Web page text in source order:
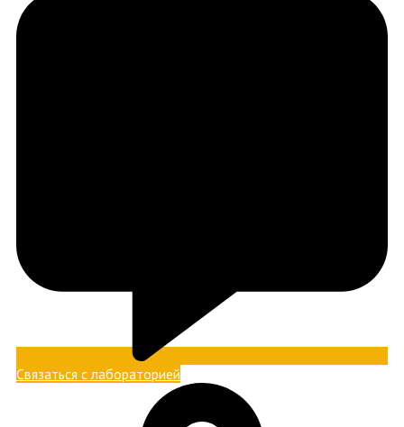
Связаться с лабораторией